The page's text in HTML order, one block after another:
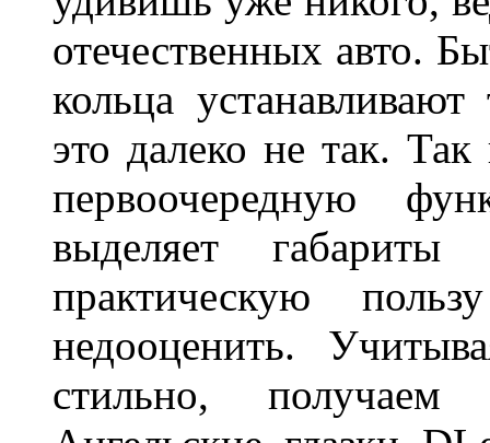
отечественных авто.
кольца
это далеко не так. Так
первоочередную
выделяет
практическую
недооценить.
стильно,